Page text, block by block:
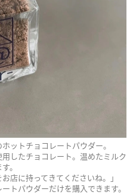
ットチョコレートパウダー。
したチョコレート。温めたミルク
。
店に持ってきてくださいね。」
トパウダーだけを購入できます。